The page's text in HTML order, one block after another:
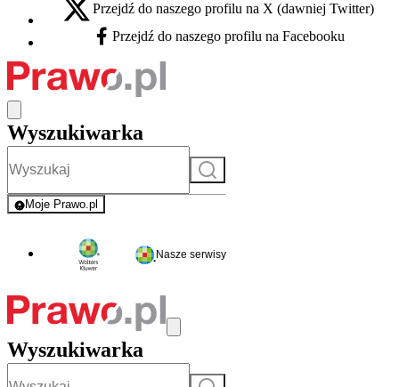
X - otwiera się w nowej karcie
Przejdź do naszego profilu na X (dawniej Twitter)
Facebook - otwiera się w nowej karcie
Przejdź do naszego profilu na Facebooku
Wyszukiwarka
Szukaj
Moje Prawo.pl
- rejestracja i logowanie do serwisu
Nasze serwisy
Wyszukiwarka
Szukaj